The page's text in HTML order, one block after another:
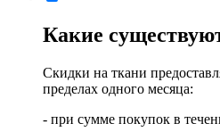
Какие
Скидки на ткани
пределах одного месяца:
- при сумме покупок в